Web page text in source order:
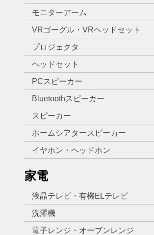
モニターアーム
VRゴーグル・VRヘッドセット
プロジェクタ
ヘッドセット
PCスピーカー
Bluetoothスピーカー
スピーカー
ホームシアタースピーカー
イヤホン・ヘッドホン
家電
液晶テレビ・有機ELテレビ
洗濯機
電子レンジ・オーブンレンジ